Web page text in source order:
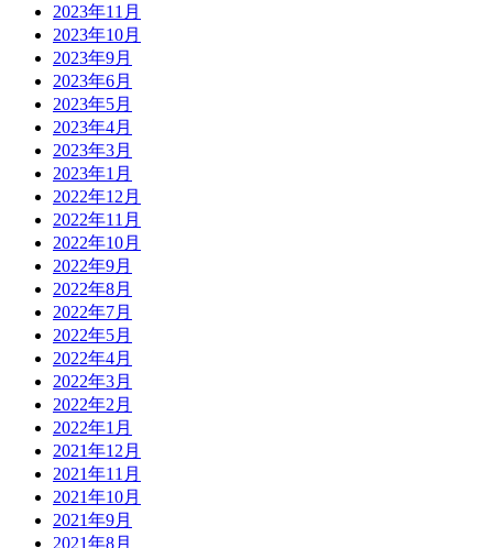
2023年11月
2023年10月
2023年9月
2023年6月
2023年5月
2023年4月
2023年3月
2023年1月
2022年12月
2022年11月
2022年10月
2022年9月
2022年8月
2022年7月
2022年5月
2022年4月
2022年3月
2022年2月
2022年1月
2021年12月
2021年11月
2021年10月
2021年9月
2021年8月